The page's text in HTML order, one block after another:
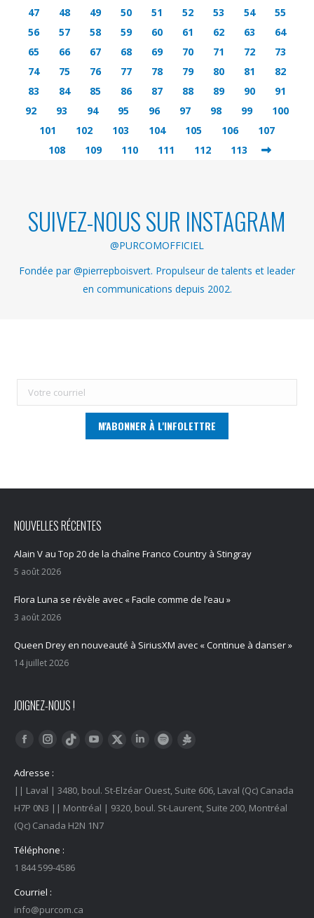
47
48 49 50 51 52 53 54
55
56
57 58 59 60 61 62 63
64
65
66 67 68 69 70 71 72
73
74
75 76 77 78 79 80 81
82
83
84 85 86 87 88 89 90
91
92
93 94 95 96 97 98 99
100
101
102 103 104 105 106
107
108
109 110 111 112 113
SUIVEZ-NOUS SUR INSTAGRAM
@PURCOMOFFICIEL
Fondée par @pierrepboisvert. Propulseur de talents et leader
en communications depuis 2002.
NOUVELLES RÉCENTES
Alain V au Top 20 de la chaîne Franco Country à Stingray
5 août 2026
Flora Luna se révèle avec « Facile comme de l’eau »
3 août 2026
Queen Drey en nouveauté à SiriusXM avec « Continue à danser »
14 juillet 2026
JOIGNEZ-NOUS !
Trouvez nous sur :
FacebookInstagram
Tiktok YouTubeTwitter LinkedInSpotify
Adresse :
|| Laval | 3480, boul. St-Elzéar Ouest, Suite 606, Laval (Qc) Canada
H7P 0N3 || Montréal | 9320, boul. St-Laurent, Suite 200, Montréal
(Qc) Canada H2N 1N7
Téléphone :
1 844 599-4586
Courriel :
info@purcom.ca